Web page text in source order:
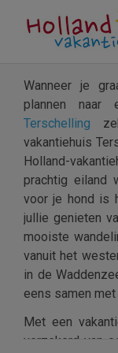
Wanneer je
plannen
Terschelling
vakantiehuis
Holland-
prachtig eiland
voor je hond is
jullie genieten
mooiste
vanuit het
in de
eens samen met
Met een
verzekerd van